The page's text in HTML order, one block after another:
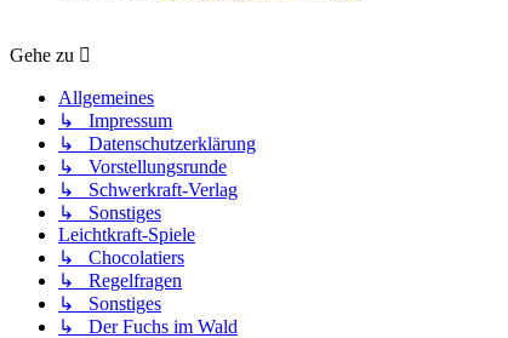
Gehe zu
Allgemeines
↳ Impressum
↳ Datenschutzerklärung
↳ Vorstellungsrunde
↳ Schwerkraft-Verlag
↳ Sonstiges
Leichtkraft-Spiele
↳ Chocolatiers
↳ Regelfragen
↳ Sonstiges
↳ Der Fuchs im Wald